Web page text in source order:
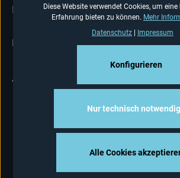
INFORMATIONEN
NEWSLETTER
Alle Preise inkl. gesetzl.
nicht anders
Diese Website verwendet Cookies, um
Erfahrung bieten zu können. Mehr
Datenschutz | Impressum
Nur technisch
Konfigurieren
Alle Cookies